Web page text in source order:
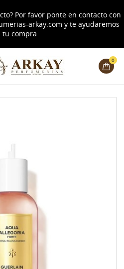
Por favor ponte en contacto con
arkay.com y te ayudaremos
tu compra
0